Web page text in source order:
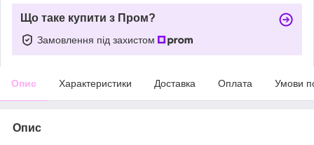
Що таке купити з Пром?
Замовлення під захистом
Опис Характеристики Доставка Оплата Умови
Опис